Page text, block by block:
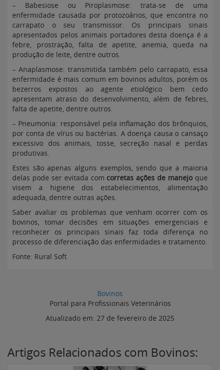
– Babesiose ou Piroplasmose: trata-se de uma
enfermidade causada por protozoários, que encontra no
carrapato o seu transmissor. Os principais sinais
apresentados pelos animais portadores desta doença é a
febre, prostração, falta de apetite, anemia, queda na
produção de leite, dentre outros.
– Anaplasmose: transmitida também pelo carrapato, essa
enfermidade é mais comum em bovinos adultos, porém os
bezerros expostos ao agente etiológico bem cedo
apresentam atraso do desenvolvimento, além de febres,
falta de apetite, dentre outros.
– Pneumonia: responsável pela inflamação dos brônquios,
por conta de vírus ou bactérias. A doença causa o cansaço
excessivo dos animais, tosse, secreção nasal e perdas
produtivas.
Estes são apenas alguns exemplos, sendo que a maioria
delas pode ser evitada com corretas ações de manejo que
visem a higiene dos estabelecimentos, alimentação
adequada, dentre outras ações.
Saber avaliar os problemas que venham ocorrer com os
bovinos, tomar decisões em situações emergenciais e
reconhecer os principais sinais faz toda diferença no
processo de diferenciação das enfermidades e tratamento.
Fonte: Rural Soft
Bovinos
Portal para Profissionais Veterinários
Atualizado em: 27 de fevereiro de 2025
Artigos Relacionados com Bovinos: